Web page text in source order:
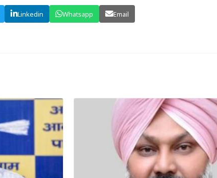
Linkedin Whatsapp Email